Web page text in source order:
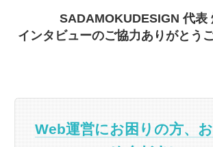
SADAMOKUDESIGN 代表
インタビューのご協力ありがとう
Web運営にお困りの方、